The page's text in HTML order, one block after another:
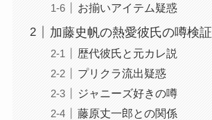
お揃いアイテム疑惑
加藤史帆の熱愛彼氏の噂検証
歴代彼氏と元カレ説
プリクラ流出疑惑
ジャニーズ好きの噂
藤原丈一郎との関係